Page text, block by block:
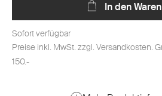
In den
Sofort verfügbar
Preise inkl. MwSt. zzgl. Versandkosten.
150.-